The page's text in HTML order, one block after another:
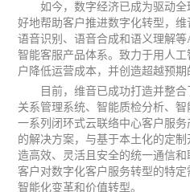
如今，数字经济已成为驱动
好地帮助客户推进数字化转型，
语音识别、语音合成和语义理解
智能客服产品体系。致力于用人
户降低运营成本，并创造超越预期
目前，维音已成功打造并整
关系管理系统、智能质检分析、
一系列闭环式云联络中心客户服
的解决方案，与基于本土化的定制
造高效、灵活且安全的统一通信
客户对数字化客户服务转型的特
智能化变革和价值转型。